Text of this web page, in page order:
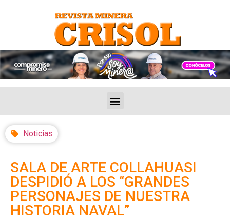
Noticias
SALA DE ARTE COLLAHUASI
DESPIDIÓ A LOS “GRANDES
PERSONAJES DE NUESTRA
HISTORIA NAVAL”